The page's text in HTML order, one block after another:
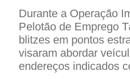
Durante a Operação
Pelotão de Emprego
blitzes em pontos
visaram abordar
endereços indicados